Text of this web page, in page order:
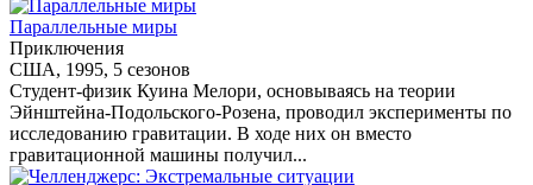
Параллельные миры
Приключения
США, 1995, 5 сезонов
Студент-физик Куина Мелори, основываясь на теории
Эйнштейна-Подольского-Розена, проводил эксперименты по
исследованию гравитации. В ходе них он вместо
гравитационной машины получил...